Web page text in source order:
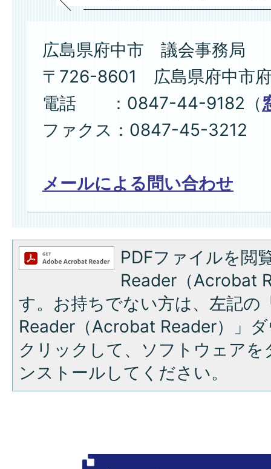
広島県府中市 議会事務局
〒726-8601 広島県府中市
電話 ：0847-44-9182（
ファクス：0847-45-3212
メールによる問い合わせ
PDFファイルを閲
Reader（Acrobat
す。お持ちでない方は、左記の
Reader（Acrobat Reader）」
クリックして、ソフトウェア
ンストールしてください。